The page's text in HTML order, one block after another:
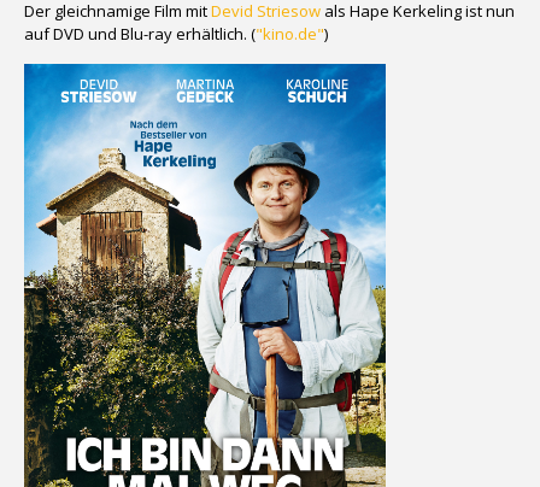
Der gleichnamige Film mitDevid Striesow als Hape Kerkeling ist nun
auf DVD und Blu-ray erhältlich. ("kino.de")